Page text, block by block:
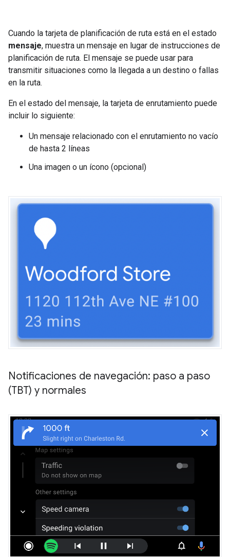
Cuando la tarjeta de planificación de ruta está en el estado
mensaje, muestra un mensaje en lugar de instrucciones de
planificación de ruta. El mensaje se puede usar para
transmitir situaciones como la llegada a un destino o fallas
en la ruta.
En el estado del mensaje, la tarjeta de enrutamiento puede
incluir lo siguiente:
Un mensaje relacionado con el enrutamiento no vacío
de hasta 2 líneas
Una imagen o un ícono (opcional)
Notificaciones de navegación: paso a paso
(TBT) y normales